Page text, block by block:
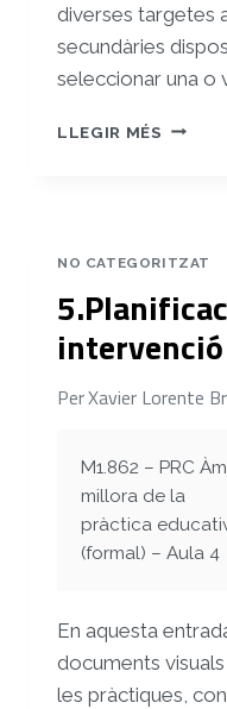
diverses targetes
secundàries
seleccionar una o
LLEGIR MÉS
NO CATEGORITZAT
intervenció
PerXavier Lorente
M1.862 – PRC
millora de la
pràctica
(formal) – Aula 4
En aquesta
documents
les pràctiques,